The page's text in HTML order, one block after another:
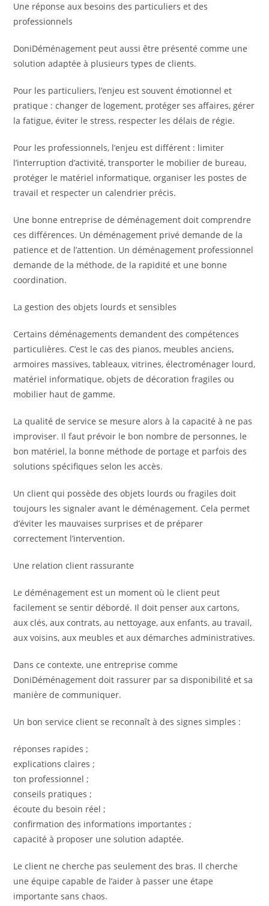
Une réponse aux besoins des particuliers et des
professionnels
DoniDéménagement peut aussi être présenté comme une
solution adaptée à plusieurs types de clients.
Pour les particuliers, l’enjeu est souvent émotionnel et
pratique : changer de logement, protéger ses affaires, gérer
la fatigue, éviter le stress, respecter les délais de régie.
Pour les professionnels, l’enjeu est différent : limiter
l’interruption d’activité, transporter le mobilier de bureau,
protéger le matériel informatique, organiser les postes de
travail et respecter un calendrier précis.
Une bonne entreprise de déménagement doit comprendre
ces différences. Un déménagement privé demande de la
patience et de l’attention. Un déménagement professionnel
demande de la méthode, de la rapidité et une bonne
coordination.
La gestion des objets lourds et sensibles
Certains déménagements demandent des compétences
particulières. C’est le cas des pianos, meubles anciens,
armoires massives, tableaux, vitrines, électroménager lourd,
matériel informatique, objets de décoration fragiles ou
mobilier haut de gamme.
La qualité de service se mesure alors à la capacité à ne pas
improviser. Il faut prévoir le bon nombre de personnes, le
bon matériel, la bonne méthode de portage et parfois des
solutions spécifiques selon les accès.
Un client qui possède des objets lourds ou fragiles doit
toujours les signaler avant le déménagement. Cela permet
d’éviter les mauvaises surprises et de préparer
correctement l’intervention.
Une relation client rassurante
Le déménagement est un moment où le client peut
facilement se sentir débordé. Il doit penser aux cartons,
aux clés, aux contrats, au nettoyage, aux enfants, au travail,
aux voisins, aux meubles et aux démarches administratives.
Dans ce contexte, une entreprise comme
DoniDéménagement doit rassurer par sa disponibilité et sa
manière de communiquer.
Un bon service client se reconnaît à des signes simples :
réponses rapides ;
explications claires ;
ton professionnel ;
conseils pratiques ;
écoute du besoin réel ;
confirmation des informations importantes ;
capacité à proposer une solution adaptée.
Le client ne cherche pas seulement des bras. Il cherche
une équipe capable de l’aider à passer une étape
importante sans chaos.